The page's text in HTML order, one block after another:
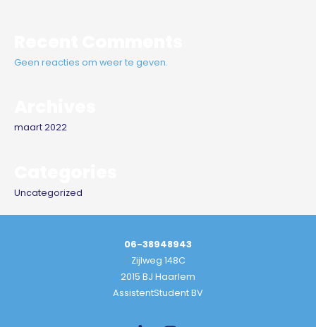
Geen reacties om weer te geven.
maart 2022
Uncategorized
06-38948943
Zijlweg 148C
2015 BJ Haarlem
AssistentStudent BV